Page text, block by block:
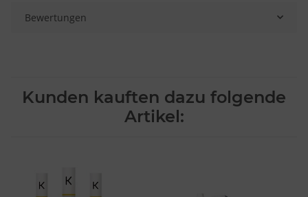
Bewertungen
Kunden kauften dazu folgende
Artikel: